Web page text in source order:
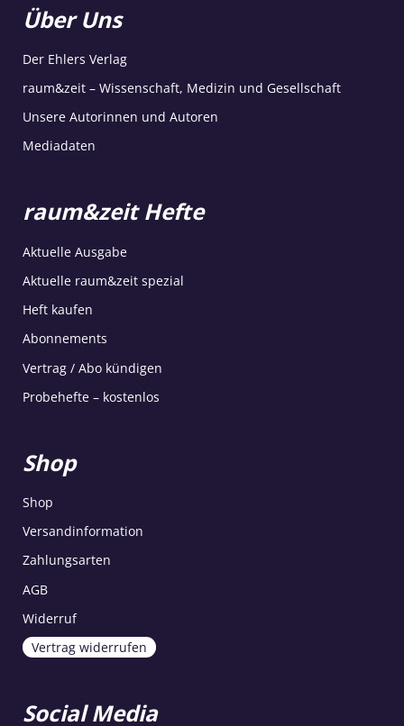
Über Uns
Der Ehlers Verlag
raum&zeit – Wissenschaft, Medizin und Gesellschaft
Unsere Autorinnen und Autoren
Mediadaten
raum&zeit Hefte
Aktuelle Ausgabe
Aktuelle raum&zeit spezial
Heft kaufen
Abonnements
Vertrag / Abo kündigen
Probehefte – kostenlos
Shop
Shop
Versandinformation
Zahlungsarten
AGB
Widerruf
Vertrag widerrufen
Social Media